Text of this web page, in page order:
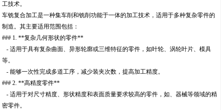
工技术。
车铣复合加工是一种集车削和铣削功能于一体的加工技术，适用于多种复杂零件的
制造。其主要适用范围包括：
### 1. **复杂几何形状的零件**
- 适用于具有复杂曲面、异形轮廓或三维特征的零件，如叶轮、涡轮叶片、模具
等。
- 能够一次性完成多道工序，减少装夹次数，提高加工精度。
### 2. **高精度零件**
- 适用于对尺寸精度、形状精度和表面质量要求较高的零件，如、器械等领域的精
密零件。